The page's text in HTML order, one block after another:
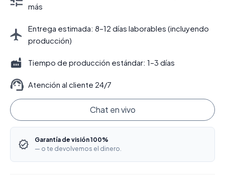
más
Entrega estimada: 8–12 días laborables (incluyendo
producción)
Tiempo de producción estándar: 1–3 días
Atención al cliente 24/7
Chat en vivo
Garantía de visión 100%
— o te devolvemos el dinero.